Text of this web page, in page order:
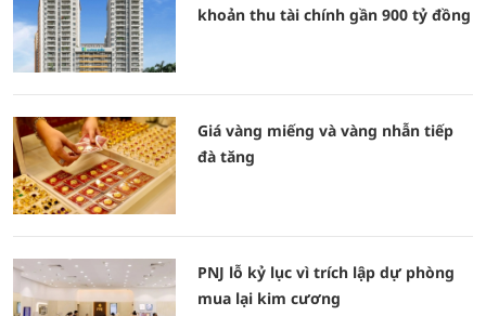
khoản thu tài chính gần 900 tỷ đồng
Giá vàng miếng và vàng nhẫn tiếp
đà tăng
PNJ lỗ kỷ lục vì trích lập dự phòng
mua lại kim cương